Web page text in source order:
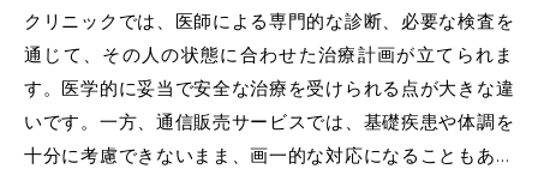
クリニックでは、医師による専門的な診断、必要な検査を
通じて、その人の状態に合わせた治療計画が立てられま
す。医学的に妥当で安全な治療を受けられる点が大きな違
いです。一方、通信販売サービスでは、基礎疾患や体調を
十分に考慮できないまま、画一的な対応になることもあり